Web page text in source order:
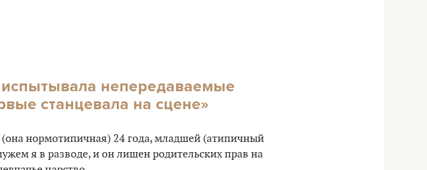
непередаваемые
станцевала на сцене»
нормотипичная) 24 года, младшей (атипичный
я в разводе, и он лишен родительских прав на